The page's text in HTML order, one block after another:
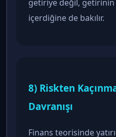
getiriye değil,
içerdiğine de bakılır.
8) Riskten
Davranışı
Finans teorisinde